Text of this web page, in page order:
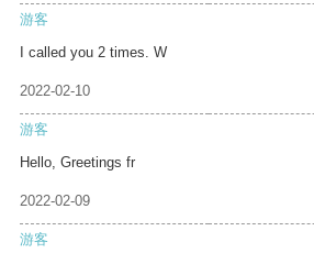
游客
I called you 2 times. W
2022-02-10
游客
Hello, Greetings fr
2022-02-09
游客